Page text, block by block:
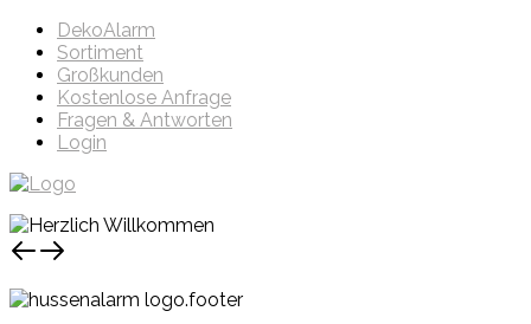
DekoAlarm
Sortiment
Großkunden
Kostenlose Anfrage
Fragen & Antworten
Login